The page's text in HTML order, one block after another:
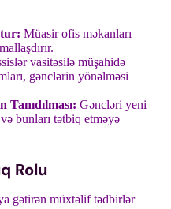
Müasir ofis məkanları
vasitəsilə müşahidə
gənclərin yönəlməsi
Gəncləri yeni
bunları tətbiq etməyə
Rolu
gətirən müxtəlif tədbirlər